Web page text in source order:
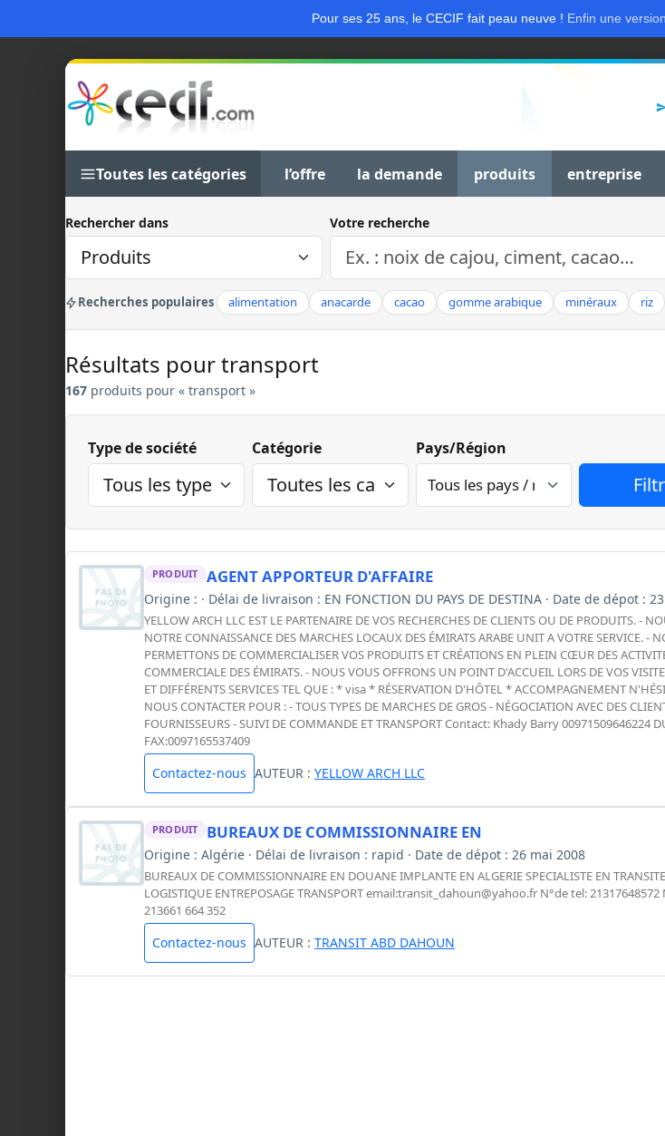
Pour ses 25 ans, le CECIF fait peau neuve ! Enfin une
Toutes les catégories l’offre la demande produits entreprise
Rechercher dans Votre recherche
Recherches populaires alimentation anacarde cacao gomme arabique minéraux riz
Résultats pour transport
167 produits pour « transport »
Type de société Catégorie Pays/Région
PRODUIT AGENT APPORTEUR D'AFFAIRE
Origine : · Délai de livraison : EN FONCTION DU PAYS DE DESTINA · Date de dépot :
YELLOW ARCH LLC EST LE PARTENAIRE DE VOS RECHERCHES DE CLIENTS OU DE PRODUITS. -
NOTRE CONNAISSANCE DES MARCHES LOCAUX DES ÉMIRATS ARABE UNIT A VOTRE SERVICE. -
PERMETTONS DE COMMERCIALISER VOS PRODUITS ET CRÉATIONS EN PLEIN CŒUR DES
COMMERCIALE DES ÉMIRATS. - NOUS VOUS OFFRONS UN POINT D'ACCUEIL LORS DE VOS
ET DIFFÉRENTS SERVICES TEL QUE : * visa * RÉSERVATION D'HÔTEL * ACCOMPAGNEMENT
NOUS CONTACTER POUR : - TOUS TYPES DE MARCHES DE GROS - NÉGOCIATION AVEC DES
FOURNISSEURS - SUIVI DE COMMANDE ET TRANSPORT Contact: Khady Barry 00971509646224
FAX:0097165537409
Contactez-nous AUTEUR : YELLOW ARCH LLC
PRODUIT BUREAUX DE COMMISSIONNAIRE EN
Origine : Algérie · Délai de livraison : rapid · Date de dépot : 26 mai 2008
BUREAUX DE COMMISSIONNAIRE EN DOUANE IMPLANTE EN ALGERIE SPECIALISTE EN
LOGISTIQUE ENTREPOSAGE TRANSPORT email:transit_dahoun@yahoo.fr N°de tel:
213661 664 352
Contactez-nous AUTEUR : TRANSIT ABD DAHOUN